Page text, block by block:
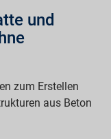
und
zum Erstellen
aus Beton